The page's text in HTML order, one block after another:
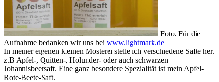
Foto: Für die
Aufnahme bedanken wir uns bei www.lightmark.de
In meiner eigenen kleinen Mosterei stelle ich verschiedene Säfte her.
z.B Apfel-, Quitten-, Holunder- oder auch schwarzen
Johannisbeersaft. Eine ganz besondere Spezialität ist mein Apfel-
Rote-Beete-Saft.